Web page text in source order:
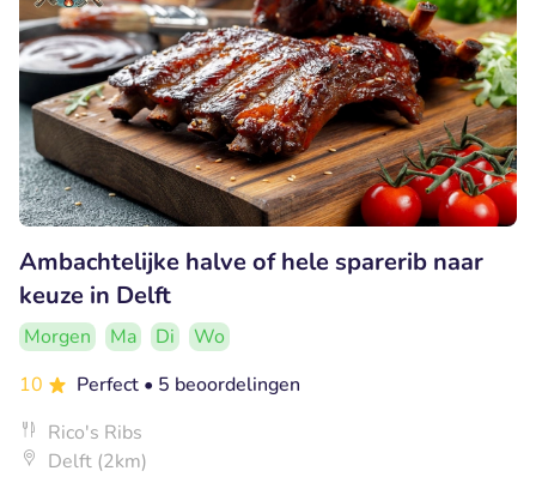
Ambachtelijke halve of hele sparerib naar
keuze in Delft
Morgen Ma Di
Wo
10
Perfect • 5 beoordelingen
Rico's Ribs
Delft (2km)